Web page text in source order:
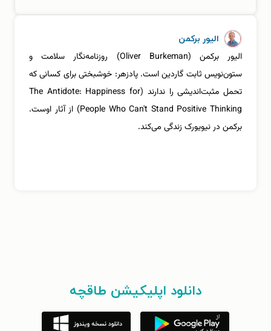
الیور برکمن
الیور برکمن (Oliver Burkeman) روزنامه‌نگار سلامت و
ستون‌نویس ثابت گاردین است. پادزهر: خوشبختی برای کسانی که
تحمل مثبت‌اندیشی را ندارند (The Antidote: Happiness for
People Who Can't Stand Positive Thinking) از آثار اوست.
برکمن در نیویورک زندگی می‌کند.
دانلود اپلیکیشن طاقچه